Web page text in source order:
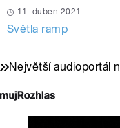
11. duben 2021
Světla ramp
Největší audioportál